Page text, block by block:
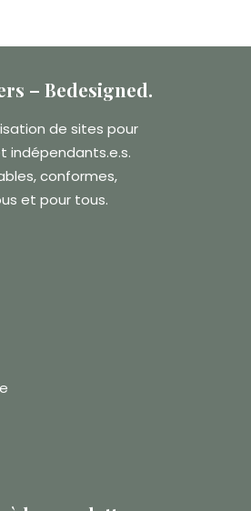
– Bedesigned.
de sites pour
indépendants.e.s.
conformes,
et pour tous.